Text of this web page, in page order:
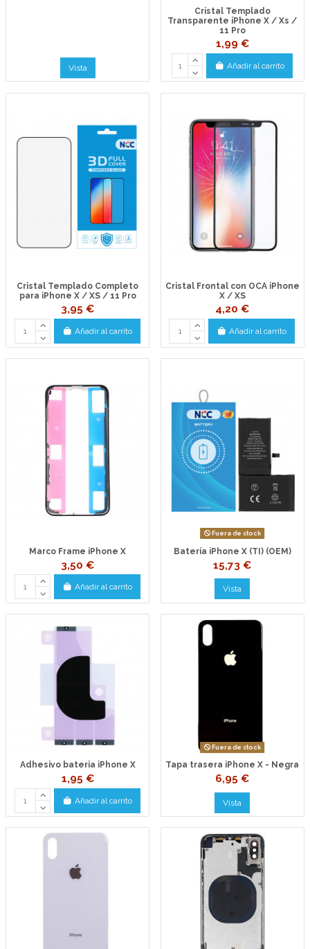
Vista
Cristal Templado
Transparente iPhone X / Xs /
11 Pro
1,99 €
Añadir al carrito
Cristal Templado Completo
para iPhone X / XS / 11 Pro
3,95 €
Añadir al carrito
Cristal Frontal con OCA iPhone
X / XS
4,20 €
Añadir al carrito
Marco Frame iPhone X
3,50 €
Añadir al carrito
Fuera de stock
Batería iPhone X (TI) (OEM)
15,73 €
Vista
Adhesivo bateria iPhone X
1,95 €
Añadir al carrito
Fuera de stock
Tapa trasera iPhone X - Negra
6,95 €
Vista